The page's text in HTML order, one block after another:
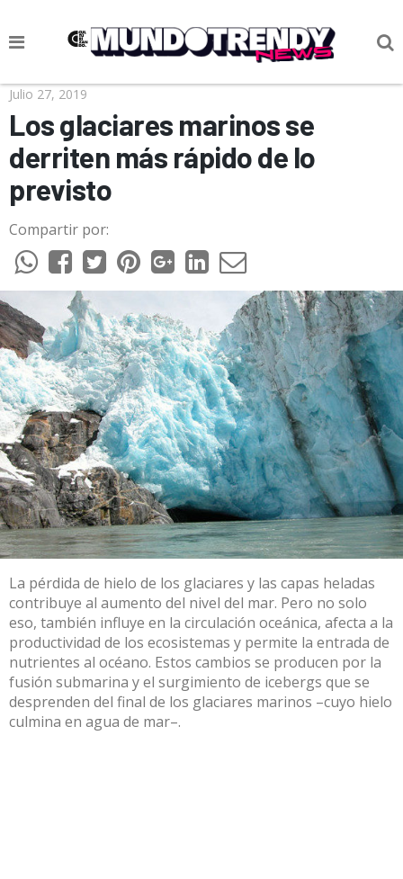
NOTICIAS
CULTURA POP
CIENCIA Y TECNOLOGÍA
VIDA
SOCIEDAD
CULTURIZANDO.COM
Julio 27, 2019
Los glaciares marinos se
derriten más rápido de lo
previsto
Compartir por:
La pérdida de hielo de los glaciares y las capas heladas
contribuye al aumento del nivel del mar. Pero no solo
eso, también influye en la circulación oceánica, afecta a la
productividad de los ecosistemas y permite la entrada de
nutrientes al océano. Estos cambios se producen por la
fusión submarina y el surgimiento de icebergs que se
desprenden del final de los glaciares marinos –cuyo hielo
culmina en agua de mar–.